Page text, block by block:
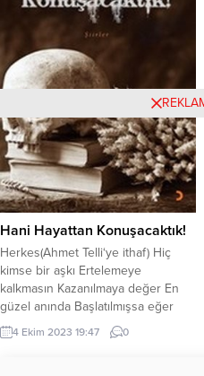
çekildiğinde üniversite yıllarından...
Hani Hayattan Konuşacaktık!
Herkes(Ahmet Telli‘ye ithaf) Hiç
kimse bir aşkı Ertelemeye
kalkmasın Kazanılmaya değer En
güzel anında Başlatılmışsa eğer
Arif-i Kitap Ayrıntıları
4 Ekim 2023 19:47 0